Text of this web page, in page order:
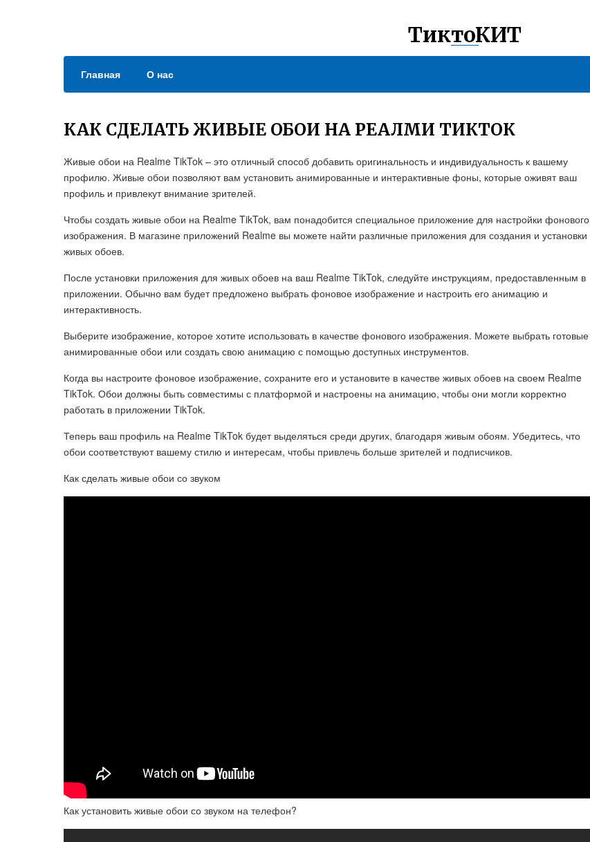
ТиктоКИТ
Главная О нас
КАК СДЕЛАТЬ ЖИВЫЕ ОБОИ НА РЕАЛМИ ТИКТОК
Живые обои на Realme TikTok – это отличный способ добавить оригинальность и индивидуальность к вашему
профилю. Живые обои позволяют вам установить анимированные и интерактивные фоны, которые оживят ваш
профиль и привлекут внимание зрителей.
Чтобы создать живые обои на Realme TikTok, вам понадобится специальное приложение для настройки фонового
изображения. В магазине приложений Realme вы можете найти различные приложения для создания и установки
живых обоев.
После установки приложения для живых обоев на ваш Realme TikTok, следуйте инструкциям, предоставленным в
приложении. Обычно вам будет предложено выбрать фоновое изображение и настроить его анимацию и
интерактивность.
Выберите изображение, которое хотите использовать в качестве фонового изображения. Можете выбрать готовые
анимированные обои или создать свою анимацию с помощью доступных инструментов.
Когда вы настроите фоновое изображение, сохраните его и установите в качестве живых обоев на своем Realme
TikTok. Обои должны быть совместимы с платформой и настроены на анимацию, чтобы они могли корректно
работать в приложении TikTok.
Теперь ваш профиль на Realme TikTok будет выделяться среди других, благодаря живым обоям. Убедитесь, что
обои соответствуют вашему стилю и интересам, чтобы привлечь больше зрителей и подписчиков.
Как сделать живые обои со звуком
Как установить живые обои со звуком на телефон?